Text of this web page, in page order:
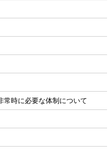
常時に必要な体制について